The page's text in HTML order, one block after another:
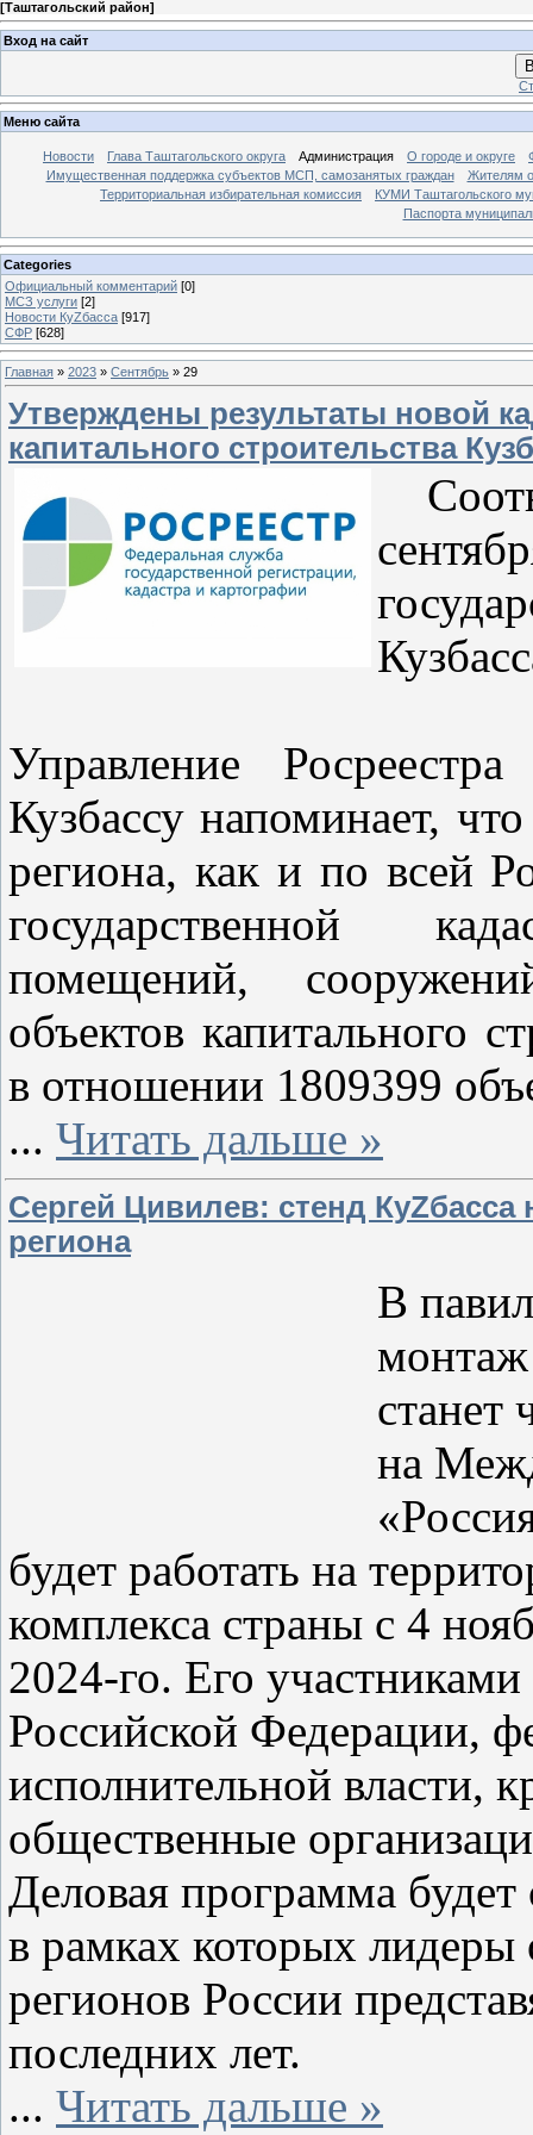
[Таштагольский район]
Вход на сайт
Меню сайта
Новости Глава Таштагольского округа Администрация О городе и округе
Имущественная поддержка субъектов МСП, самозанятых граждан
Жителям
Территориальная избирательная комиссия
КУМИ Таштагольского
Паспорта
Categories
Официальный комментарий [0]
МСЗ услуги [2]
Новости КуZбасса [917]
СФР [628]
Главная » 2023 » Сентябрь » 29
Утверждены результаты новой
капитального строительства
Управление
Кузбассу напоминает,
региона, как и по всей
государственной
помещений,
объектов капитального
в отношении 1809399
... Читать дальше »
Сергей Цивилев: стенд
региона
В
монтаж
станет
на
будет работать на
комплекса страны с 4
2024-го. Его участниками
Российской Федерации,
исполнительной власти,
общественные
Деловая программа будет
в рамках которых лидеры
регионов России
последних лет.
... Читать дальше »